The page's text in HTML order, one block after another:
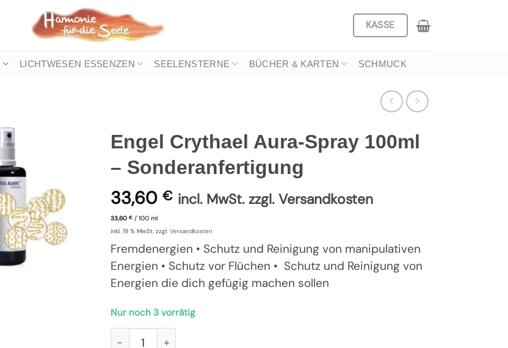
KASSE
LICHTWESEN ESSENZEN SEELENSTERNE BÜCHER & KARTEN SCHMUCK
Engel Crythael Aura-Spray 100ml
– Sonderanfertigung
33,60 € incl. MwSt. zzgl. Versandkosten
33,60 €/ 100 ml
inkl. 19 % MwSt. zzgl. Versandkosten
Fremdenergien • Schutz und Reinigung von manipulativen
Energien • Schutz vor Flüchen • Schutz und Reinigung von
Energien die dich gefügig machen sollen
Nur noch 3 vorrätig
Engel Crythael Aura-Spray 100ml - Sonderanfertigung Menge